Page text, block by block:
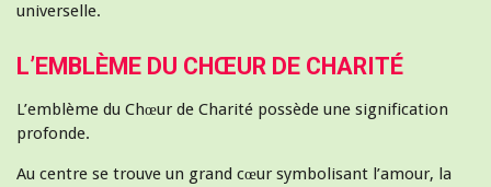
universelle.
L’EMBLÈME DU CHŒUR DE CHARITÉ
L’emblème du Chœur de Charité possède une signification
profonde.
Au centre se trouve un grand cœur symbolisant l’amour, la